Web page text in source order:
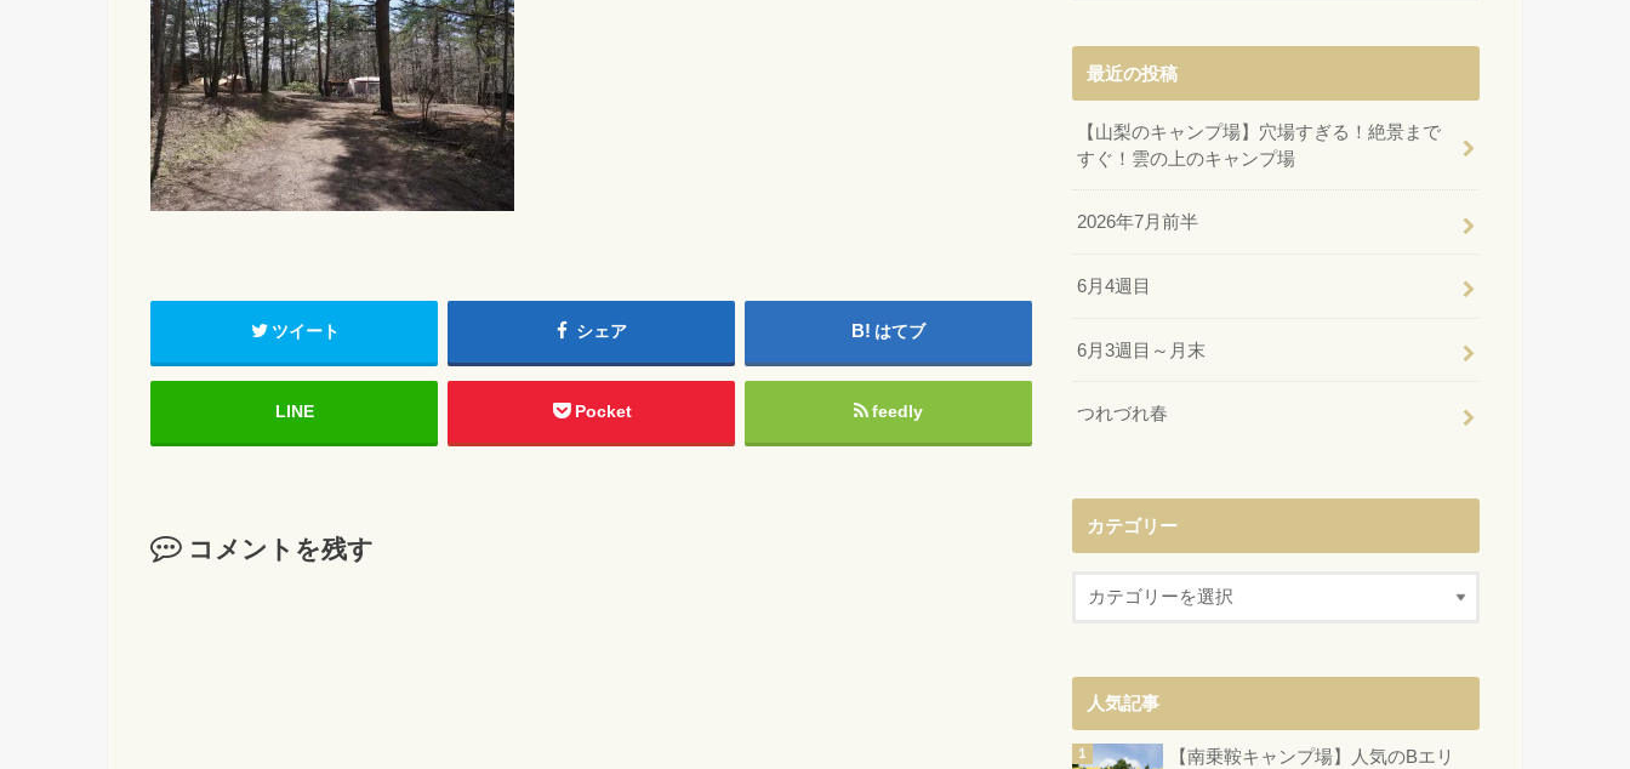
ツイート シェア はてブ
LINE Pocket feedly
コメントを残す
最近の投稿
【山梨のキャンプ場】穴場すぎる！絶景まで
すぐ！雲の上のキャンプ場
2026年7月前半
6月4週目
6月3週目～月末
つれづれ春
カテゴリー
人気記事
【南乗鞍キャンプ場】人気のBエリ